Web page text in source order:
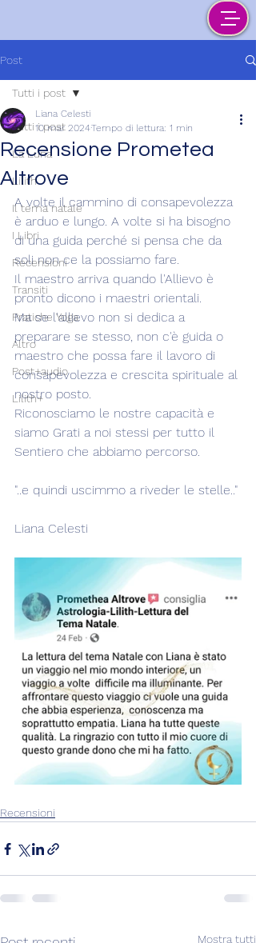
Post
Tutti i post
La Luna
Lilith
Il tema natale
I Libri
Recensioni
Transiti
Pratiche Yoga
Altro
Post+audio
Lilith+
Tutti i post
Recensione Prometea
Altrove
Liana Celesti
10 mar 2024Tempo di lettura: 1 min
A volte il cammino di consapevolezza
è arduo e lungo. A volte si ha bisogno
di una guida perché si pensa che da
soli non ce la possiamo fare.
Il maestro arriva quando l'Allievo è
pronto dicono i maestri orientali.
Ma se l'allievo non si dedica a
preparare se stesso, non c'è guida o
maestro che possa fare il lavoro di
consapevolezza e crescita spirituale al
nostro posto.
Riconosciamo le nostre capacità e
siamo Grati a noi stessi per tutto il
Sentiero che abbiamo percorso.
"..e quindi uscimmo a riveder le stelle.."
Liana Celesti
Recensioni
Mostra tutti